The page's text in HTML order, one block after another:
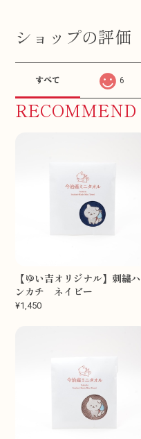
ショップの評価
すべて 6
RECOMMEND
【ゆい吉オリジナル】刺繍ハ
ンカチ ネイビー
¥1,450